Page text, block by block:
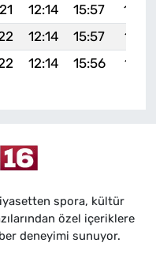
12:14 15:57
12:14 15:57
12:14 15:56
spora, kültür
özel içeriklere
deneyimi sunuyor.